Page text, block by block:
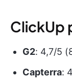
ClickUp
G2: 4,7/5
Capterra: